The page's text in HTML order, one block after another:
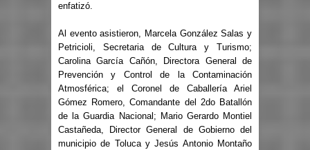
enfatizó.
Al evento asistieron, Marcela González Salas y
Petricioli, Secretaria de Cultura y Turismo;
Carolina García Cañón, Directora General de
Prevención y Control de la Contaminación
Atmosférica; el Coronel de Caballería Ariel
Gómez Romero, Comandante del 2do Batallón
de la Guardia Nacional; Mario Gerardo Montiel
Castañeda, Director General de Gobierno del
municipio de Toluca y Jesús Antonio Montaño